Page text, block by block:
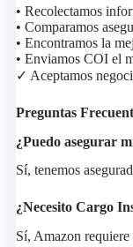
• Recolectamos
• Comparamos
• Encontramos la
• Enviamos COI el
✓ Aceptamos
Preguntas
¿Puedo asegurar
Sí, tenemos
¿Necesito Cargo
Sí, Amazon